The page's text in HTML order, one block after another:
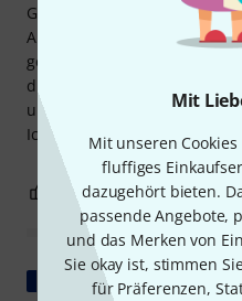
Mit
Mit unseren
fluffiges
dazugehört bieten.
passende Angebote,
und das Merken von
Sie okay ist, stimmen
für Präferenzen,
Grund: Sie wird für
Aufhängen, Stützen,
gesagt: ein Must-have.
diese Erwartungen perfekt:
und gut gestaltet. Die
Ich empfehle es ohne
0
Original zeigen